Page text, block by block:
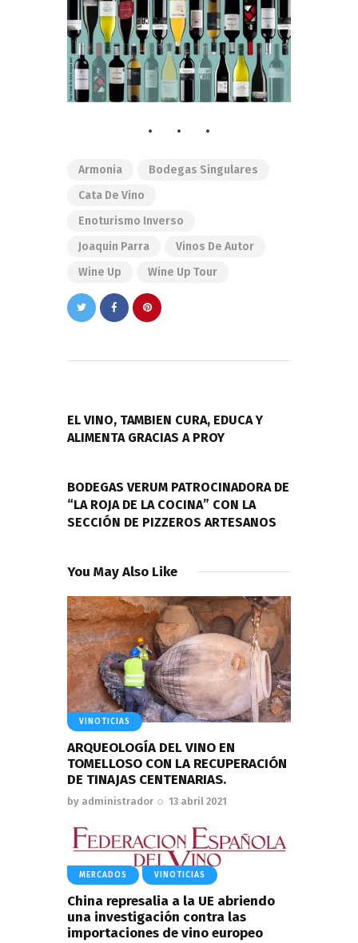
Armonia
Bodegas Singulares
Cata De Vino
Enoturismo Inverso
Joaquin Parra
Vinos De Autor
Wine Up
Wine Up Tour
entradas
EL VINO, TAMBIEN CURA, EDUCA Y
ALIMENTA GRACIAS A PROY
BODEGAS VERUM PATROCINADORA DE
“LA ROJA DE LA COCINA” CON LA
SECCIÓN DE PIZZEROS ARTESANOS
You May Also Like
VINOTICIAS
ARQUEOLOGÍA DEL VINO EN
TOMELLOSO CON LA RECUPERACIÓN
DE TINAJAS CENTENARIAS.
by administrador 13 abril 2021
MERCADOS VINOTICIAS
China represalia a la UE abriendo
una investigación contra las
importaciones de vino europeo